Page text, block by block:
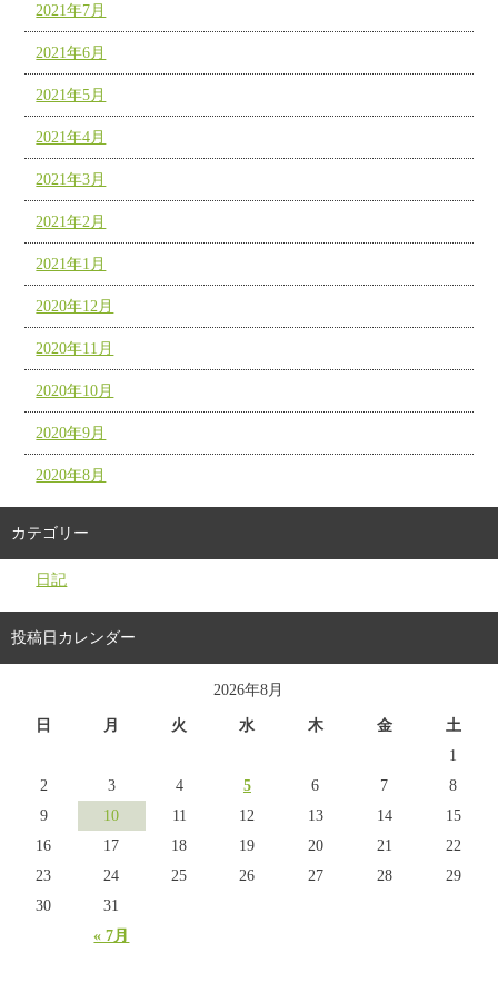
2021年7月
2021年6月
2021年5月
2021年4月
2021年3月
2021年2月
2021年1月
2020年12月
2020年11月
2020年10月
2020年9月
2020年8月
カテゴリー
日記
投稿日カレンダー
2026年8月
日 月 火 水 木 金 土
« 7月
1
2
3 4 5 6 7
8
9
10 11 12 13 14
15
16
17 18 19 20 21
22
23
24 25 26 27 28
29
30
31